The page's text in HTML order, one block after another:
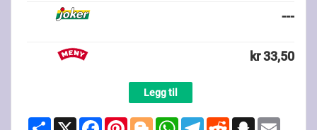
---
kr 33,50
Legg til
Share X FacebookPinterestBloggerWhatsAppTelegramReddit Snapchat